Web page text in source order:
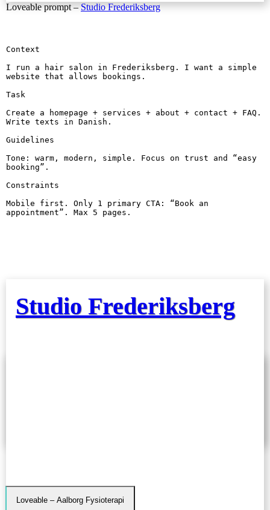
Loveable prompt –Studio Frederiksberg
Context
I run a hair salon in Frederiksberg. I want a simple
website that allows bookings.
Task
Create a homepage + services + about + contact + FAQ.
Write texts in Danish.
Guidelines
Tone: warm, modern, simple. Focus on trust and “easy
booking”.
Constraints
Mobile first. Only 1 primary CTA: “Book an
appointment”. Max 5 pages.
Studio Frederiksberg
Loveable – Aalborg Fysioterapi